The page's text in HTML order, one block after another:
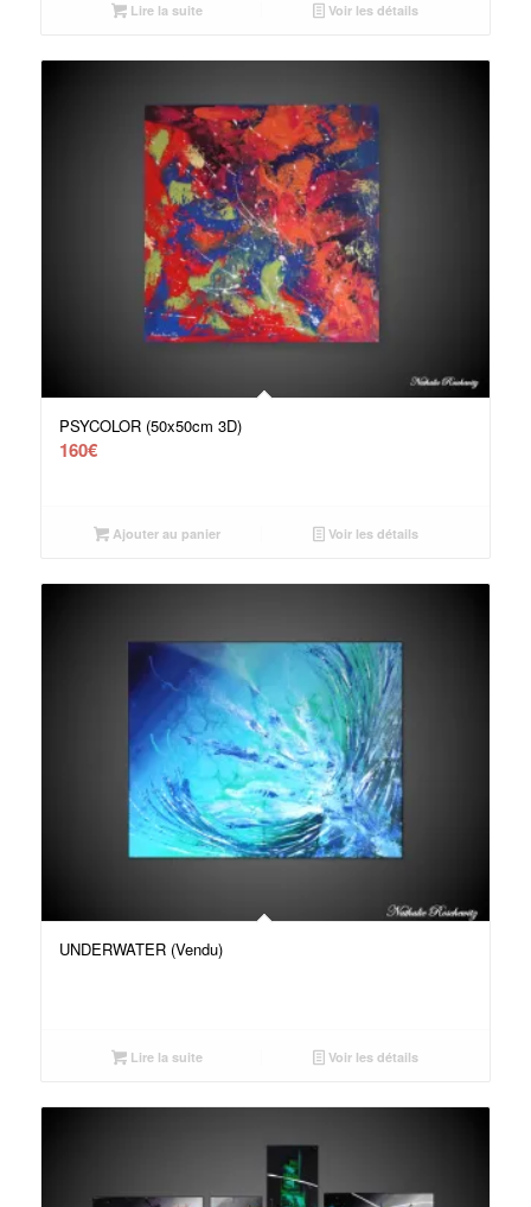
Lire la suite Voir les détails
PSYCOLOR (50x50cm 3D)
160€
Ajouter au panier Voir les détails
UNDERWATER (Vendu)
Lire la suite Voir les détails